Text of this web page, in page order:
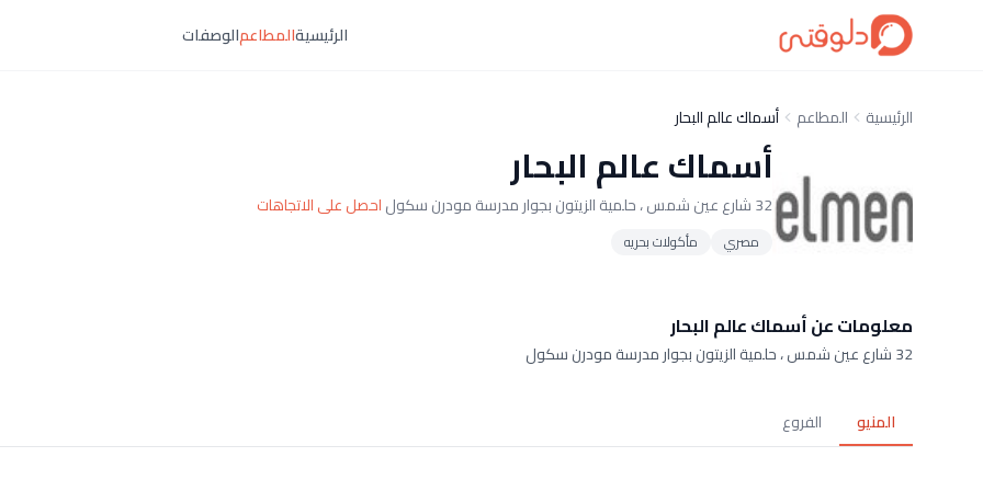
الرئيسيةالمطاعمالوصفات
الرئيسية المطاعم أسماك عالم البحار
أسماك عالم البحار
32 شارع عين شمس ، حلمية الزيتون بجوار مدرسة مودرن سكول احصل على الاتجاهات
مصري مأكولات بحريه
معلومات عن أسماك عالم البحار
32 شارع عين شمس ، حلمية الزيتون بجوار مدرسة مودرن سكول
المنيو الفروع